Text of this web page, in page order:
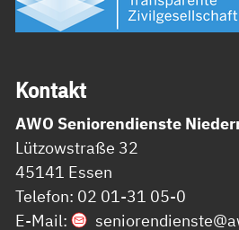
Kon­takt
AWO Seniorendienste
Lützowstraße 32
45141 Essen
Telefon: 02 01-31 05-0
E-Mail:
seniorendienste@